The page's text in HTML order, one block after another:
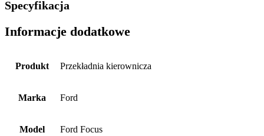
Specyfikacja
Informacje dodatkowe
Produkt Przekładnia kierownicza
Marka Ford
Model Ford Focus